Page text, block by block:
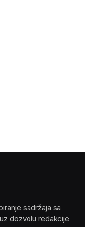
sadržaja sa
dozvolu redakcije